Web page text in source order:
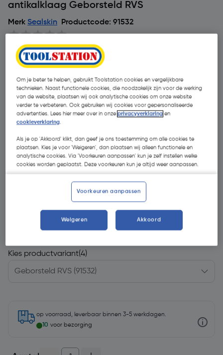
antikalklaag Geborsteld RVS
Merk Sealskin Productcode: 91532
€ 459,00| Excl. btw € 379,34
Kies productvariant(4)
op voorraad, leverbaar binnen 3-5 werkdagen.
10 voor bezorging
Om je beter te helpen, gebruikt Toolstation cookies en vergelijkbare
technieken. Naast functionele cookies, die noodzakelijk zijn voor de werking
van de website, plaatsen wij ook analytische cookies om onze website
verder te verbeteren. Ook gebruiken wij cookies voor gepersonaliseerde
advertenties. Lees hier meer over in onzeprivacyverklaring en
cookieverklaring.
Als je op 'Akkoord' klikt, dan geef je ons toestemming om alle cookies te
plaatsen. Kies je voor 'Weigeren', dan plaatsen wij alleen functionele en
analytische cookies. Via 'Voorkeuren aanpassen' kun je zelf instellen welke
cookies worden geplaatst. Deze voorkeuren kun je altijd weer aanpassen.
Voorkeuren aanpassen
Weigeren Akkoord